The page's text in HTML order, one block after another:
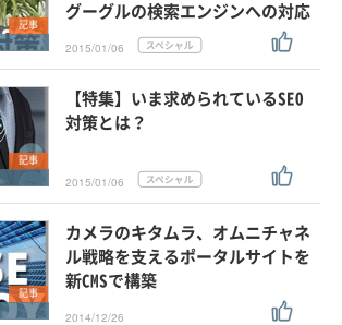
記事
グーグルの検索エンジンへの対応
2015/01/06
記事
【特集】いま求められているSEO
対策とは？
2015/01/06
記事
カメラのキタムラ、オムニチャネ
ル戦略を支えるポータルサイトを
新CMSで構築
2014/12/26